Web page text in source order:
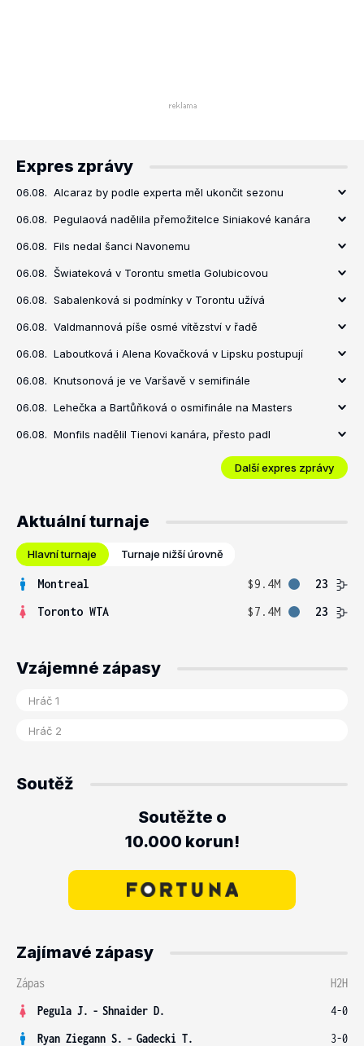
Expres zprávy
06.08. Alcaraz by podle experta měl ukončit sezonu
06.08. Pegulaová nadělila přemožitelce Siniakové kanára
06.08. Fils nedal šanci Navonemu
06.08. Šwiateková v Torontu smetla Golubicovou
06.08. Sabalenková si podmínky v Torontu užívá
06.08. Valdmannová píše osmé vítězství v řadě
06.08. Laboutková i Alena Kovačková v Lipsku postupují
06.08. Knutsonová je ve Varšavě v semifinále
06.08. Lehečka a Bartůňková o osmifinále na Masters
06.08. Monfils nadělil Tienovi kanára, přesto padl
Další expres zprávy
Aktuální turnaje
Hlavní turnaje Turnaje nižší úrovně
Montreal $9.4M
23
Toronto WTA
$7.4M 23
Vzájemné zápasy
Soutěž
Soutěžte o
10.000 korun!
Zajímavé zápasy
Zápas
H2H
Pegula J. - Shnaider D.
4-0
Ryan Ziegann S. - Gadecki T.
3-0